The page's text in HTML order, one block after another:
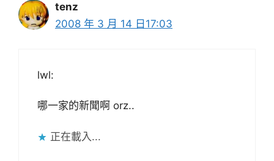
tenz
2008 年 3 月 14 日17:03
lwl:
哪一家的新聞啊 orz..
正在載入...